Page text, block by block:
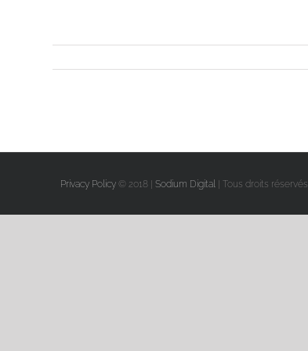
Privacy Policy © 2018 |Sodium Digital | Tous droits réservés